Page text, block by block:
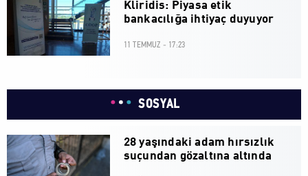
Kliridis: Piyasa etik
bankacılığa ihtiyaç duyuyor
11 TEMMUZ - 17:23
SOSYAL
28 yaşındaki adam hırsızlık
suçundan gözaltına altında